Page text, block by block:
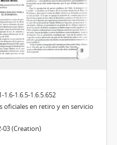
1.6-1.6.5-1.6.5.652
oficiales en retiro y en servicio
03 (Creation)